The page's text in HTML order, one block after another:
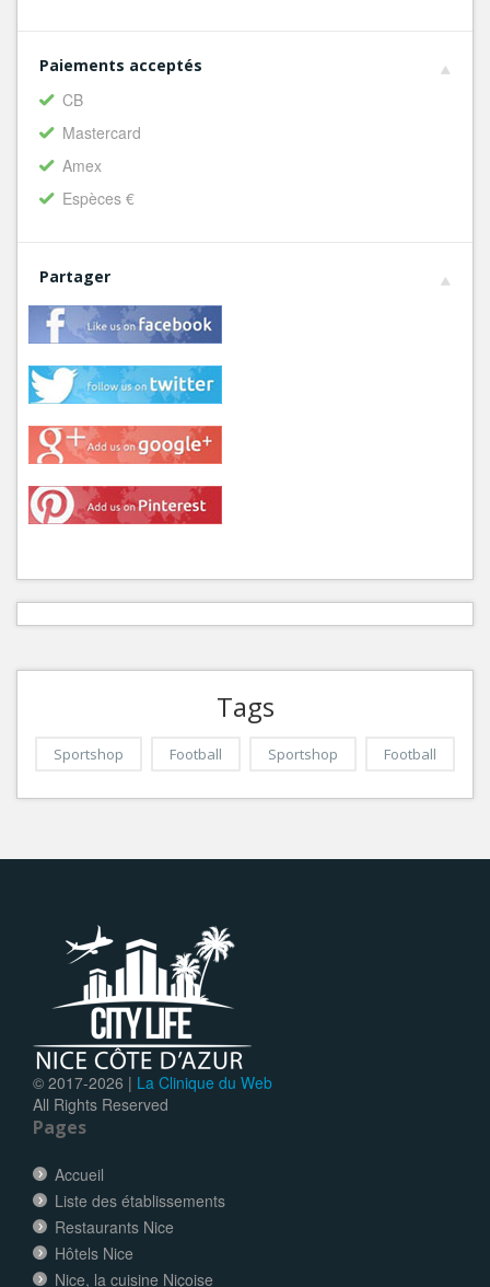
Paiements acceptés
CB
Mastercard
Amex
Espèces €
Partager
Tags
Sportshop Football Sportshop Football
© 2017-2026 | La Clinique du Web
All Rights Reserved
Pages
Accueil
Liste des établissements
Restaurants Nice
Hôtels Nice
Nice, la cuisine Niçoise